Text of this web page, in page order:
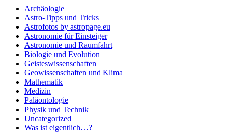
Archäologie
Astro-Tipps und Tricks
Astrofotos by astropage.eu
Astronomie für Einsteiger
Astronomie und Raumfahrt
Biologie und Evolution
Geisteswissenschaften
Geowissenschaften und Klima
Mathematik
Medizin
Paläontologie
Physik und Technik
Uncategorized
Was ist eigentlich…?